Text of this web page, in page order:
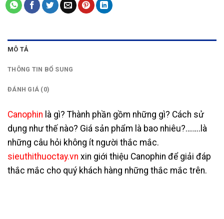
MÔ TẢ
THÔNG TIN BỔ SUNG
ĐÁNH GIÁ (0)
Canophin là gì? Thành phần gồm những gì? Cách sử
dụng như thế nào? Giá sản phẩm là bao nhiêu?……..là
những câu hỏi không ít người thắc mắc.
sieuthithuoctay.vn xin giới thiệu Canophin để giải đáp
thắc mắc cho quý khách hàng những thắc mắc trên.